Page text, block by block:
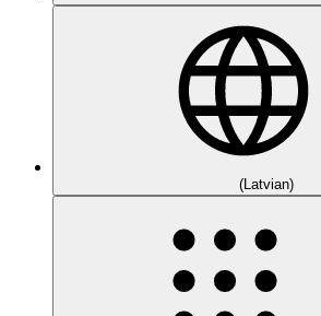
(Latvian)